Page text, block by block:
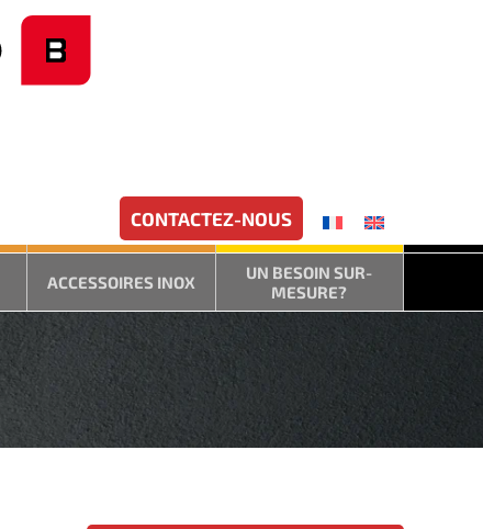
CONTACTEZ-NOUS
ACCESSOIRES INOX
UN BESOIN SUR-
MESURE?